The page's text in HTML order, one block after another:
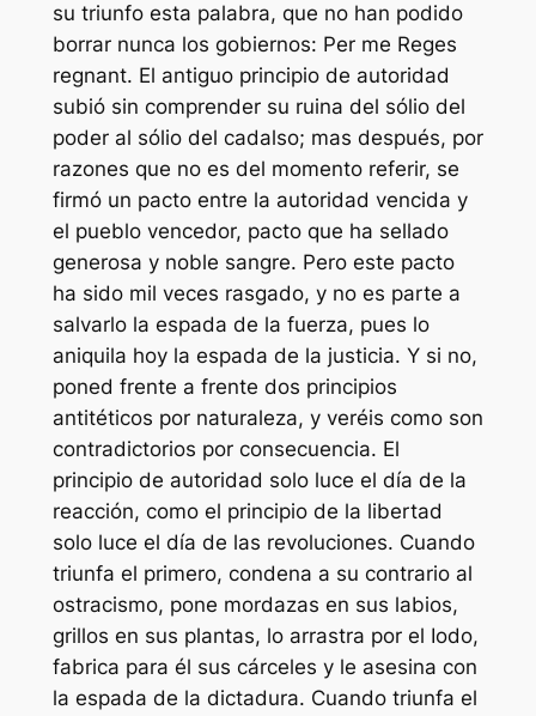
su triunfo esta palabra, que no han podido
borrar nunca los gobiernos: Per me Reges
regnant. El antiguo principio de autoridad
subió sin comprender su ruina del sólio del
poder al sólio del cadalso; mas después, por
razones que no es del momento referir, se
firmó un pacto entre la autoridad vencida y
el pueblo vencedor, pacto que ha sellado
generosa y noble sangre. Pero este pacto
ha sido mil veces rasgado, y no es parte a
salvarlo la espada de la fuerza, pues lo
aniquila hoy la espada de la justicia. Y si no,
poned frente a frente dos principios
antitéticos por naturaleza, y veréis como son
contradictorios por consecuencia. El
principio de autoridad solo luce el día de la
reacción, como el principio de la libertad
solo luce el día de las revoluciones. Cuando
triunfa el primero, condena a su contrario al
ostracismo, pone mordazas en sus labios,
grillos en sus plantas, lo arrastra por el Iodo,
fabrica para él sus cárceles y le asesina con
la espada de la dictadura. Cuando triunfa el